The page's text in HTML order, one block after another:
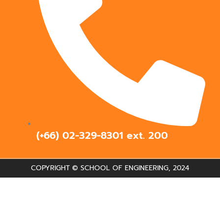
(+66) 02-329-8301 ext. 200
COPYRIGHT © SCHOOL OF ENGINEERING, 2024